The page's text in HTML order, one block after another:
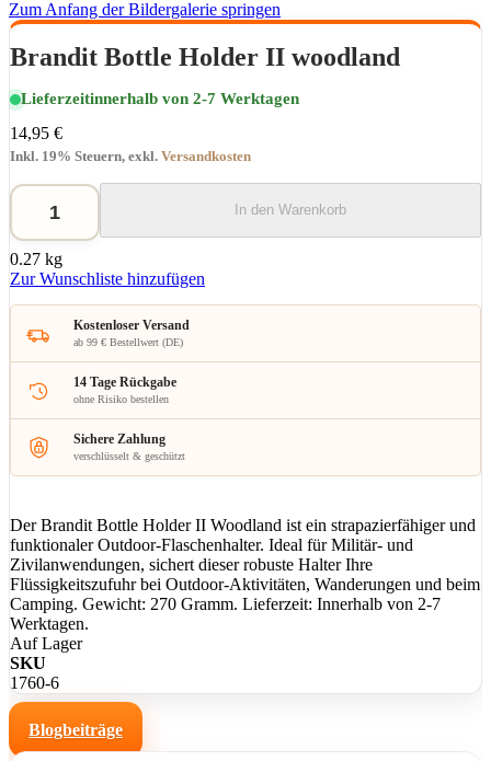
Zum Anfang der Bildergalerie springen
Brandit Bottle Holder II woodland
Lieferzeitinnerhalb von 2-7 Werktagen
14,95 €
Inkl. 19% Steuern, exkl. Versandkosten
In den Warenkorb
0.27 kg
Zur Wunschliste hinzufügen
Kostenloser Versand
ab 99 € Bestellwert (DE)
14 Tage Rückgabe
ohne Risiko bestellen
Sichere Zahlung
verschlüsselt & geschützt
Der Brandit Bottle Holder II Woodland ist ein strapazierfähiger und
funktionaler Outdoor-Flaschenhalter. Ideal für Militär- und
Zivilanwendungen, sichert dieser robuste Halter Ihre
Flüssigkeitszufuhr bei Outdoor-Aktivitäten, Wanderungen und beim
Camping. Gewicht: 270 Gramm. Lieferzeit: Innerhalb von 2-7
Werktagen.
Auf Lager
SKU
1760-6
Blogbeiträge